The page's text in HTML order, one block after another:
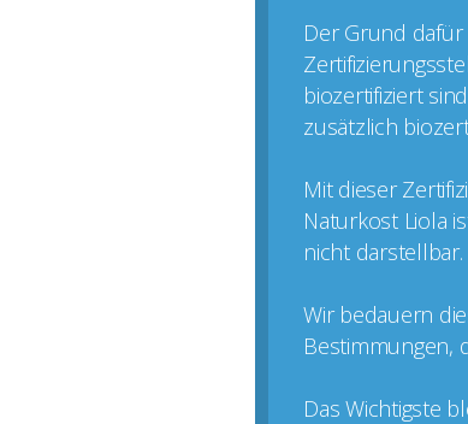
Der Grund
biozertifiziert
zusätzlich
Mit dieser
Naturkost Liola
nicht darstellbar.
Wir bedauern
Bestimmungen,
Das Wichtigste